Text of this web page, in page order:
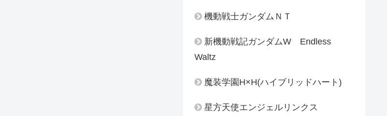
機動戦士ガンダムＮＴ
新機動戦記ガンダムW Endless
Waltz
魔装学園H×H(ハイブリッドハート)
星方天使エンジェルリンクス